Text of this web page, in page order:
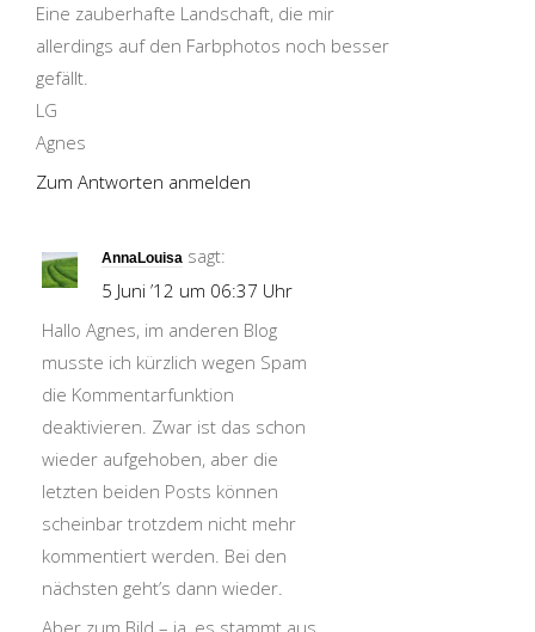
Eine zauberhafte Landschaft, die mir
allerdings auf den Farbphotos noch besser
gefällt.
LG
Agnes
Zum Antworten anmelden
AnnaLouisa sagt:
5 Juni ’12 um 06:37 Uhr
Hallo Agnes, im anderen Blog
musste ich kürzlich wegen Spam
die Kommentarfunktion
deaktivieren. Zwar ist das schon
wieder aufgehoben, aber die
letzten beiden Posts können
scheinbar trotzdem nicht mehr
kommentiert werden. Bei den
nächsten geht’s dann wieder.
Aber zum Bild – ja, es stammt aus